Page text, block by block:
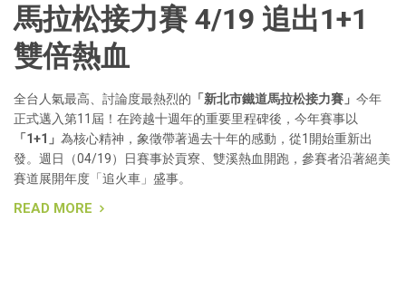
馬拉松接力賽 4/19 追出1+1
雙倍熱血
全台人氣最高、討論度最熱烈的 「新北市鐵道馬拉松接力賽」 今年
正式邁入第11屆！在跨越十週年的重要里程碑後，今年賽事以
「1+1」 為核心精神，象徵帶著過去十年的感動，從1開始重新出
發。週日（04/19）日賽事於貢寮、雙溪熱血開跑，參賽者沿著絕美
賽道展開年度「追火車」盛事。
READ MORE